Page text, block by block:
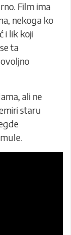
Film ima
nekoga ko
i lik koji
ta
ali ne
staru